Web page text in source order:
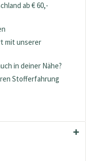
ab € 60,-
mit unserer
in deiner Nähe?
Stofferfahrung